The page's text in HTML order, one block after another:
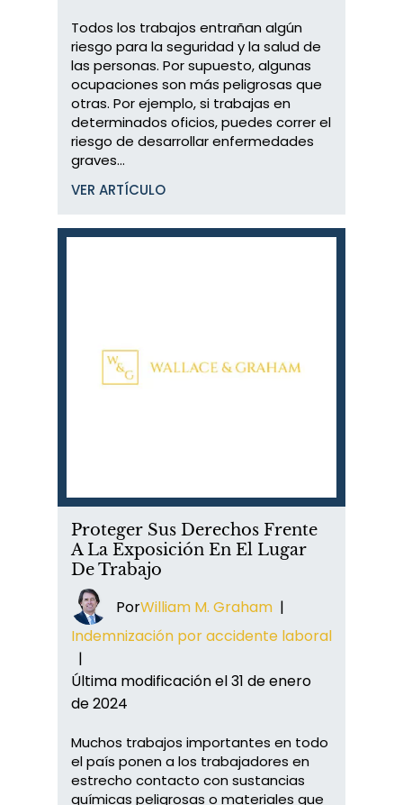
Todos los trabajos entrañan algún
riesgo para la seguridad y la salud de
las personas. Por supuesto, algunas
ocupaciones son más peligrosas que
otras. Por ejemplo, si trabajas en
determinados oficios, puedes correr el
riesgo de desarrollar enfermedades
graves...
VER ARTÍCULO
Proteger Sus Derechos Frente
A La Exposición En El Lugar
De Trabajo
PorWilliam M. Graham |
Indemnización por accidente laboral
|
Última modificación el 31 de enero
de 2024
Muchos trabajos importantes en todo
el país ponen a los trabajadores en
estrecho contacto con sustancias
químicas peligrosas o materiales que